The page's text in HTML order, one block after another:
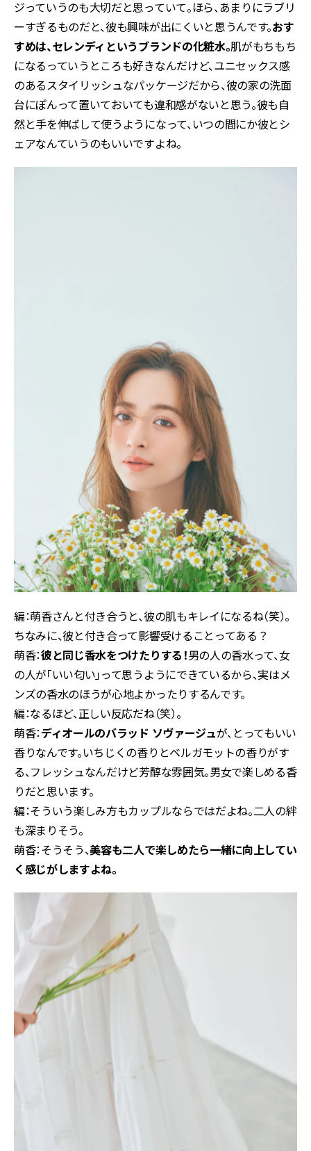
ジっていうのも大切だと思っていて。ほら、あまりにラブリ
ーすぎるものだと、彼も興味が出にくいと思うんです。おす
すめは、セレンディというブランドの化粧水。肌がもちもち
になるっていうところも好きなんだけど、ユニセックス感
のあるスタイリッシュなパッケージだから、彼の家の洗面
台にぽんって置いておいても違和感がないと思う。彼も自
然と手を伸ばして使うようになって、いつの間にか彼とシ
ェアなんていうのもいいですよね。
編：萌香さんと付き合うと、彼の肌もキレイになるね（笑）。
ちなみに、彼と付き合って影響受けることってある？
萌香：彼と同じ香水をつけたりする！男の人の香水って、女
の人が「いい匂い」って思うようにできているから、実はメ
ンズの香水のほうが心地よかったりするんです。
編：なるほど、正しい反応だね（笑）。
萌香：ディオールのバラッド ソヴァージュが、とってもいい
香りなんです。いちじくの香りとベルガモットの香りがす
る、フレッシュなんだけど芳醇な雰囲気。男女で楽しめる香
りだと思います。
編：そういう楽しみ方もカップルならではだよね。二人の絆
も深まりそう。
萌香：そうそう、美容も二人で楽しめたら一緒に向上してい
く感じがしますよね。